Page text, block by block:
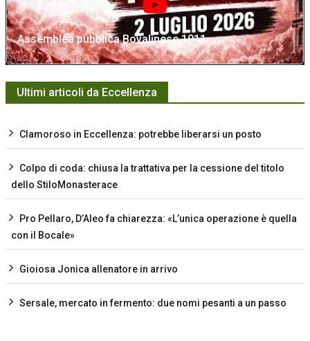
Assemblea pubblica Bovalinese 1911
Ultimi articoli da Eccellenza
Clamoroso in Eccellenza: potrebbe liberarsi un posto
Colpo di coda: chiusa la trattativa per la cessione del titolo
dello StiloMonasterace
Pro Pellaro, D’Aleo fa chiarezza: «L’unica operazione è quella
con il Bocale»
Gioiosa Jonica allenatore in arrivo
Sersale, mercato in fermento: due nomi pesanti a un passo